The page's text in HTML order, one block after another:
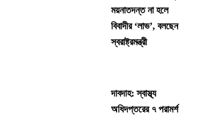
ময়নাতদন্ত না হলে
বিবাদীর ‘লাভ’, বলছেন
স্বরাষ্ট্রমন্ত্রী
দাবদাহ: স্বাস্থ্য
অধিদপ্তরের ৭ পরামর্শ